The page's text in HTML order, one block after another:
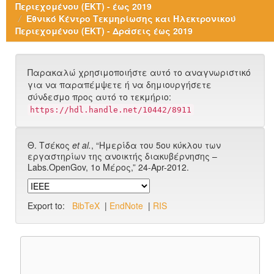
Περιεχομένου (ΕΚΤ) - έως 2019
Εθνικό Κέντρο Τεκμηρίωσης και Ηλεκτρονικού
Περιεχομένου (ΕΚΤ) - Δράσεις έως 2019
Παρακαλώ χρησιμοποιήστε αυτό το αναγνωριστικό
για να παραπέμψετε ή να δημιουργήσετε
σύνδεσμο προς αυτό το τεκμήριο:
https://hdl.handle.net/10442/8911
Θ. Τσέκος et al., “Ημερίδα του 5ου κύκλου των
εργαστηρίων της ανοικτής διακυβέρνησης –
Labs.OpenGov, 1ο Μέρος,” 24-Apr-2012.
Export to: BibTeX | EndNote | RIS